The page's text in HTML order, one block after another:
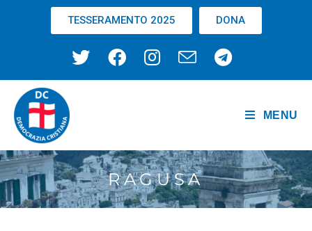
TESSERAMENTO 2025 DONA
MENU
RAGUSA